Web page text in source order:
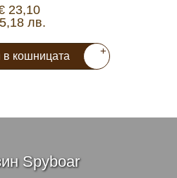
23,10
лв.
кошницата +
Spyboar